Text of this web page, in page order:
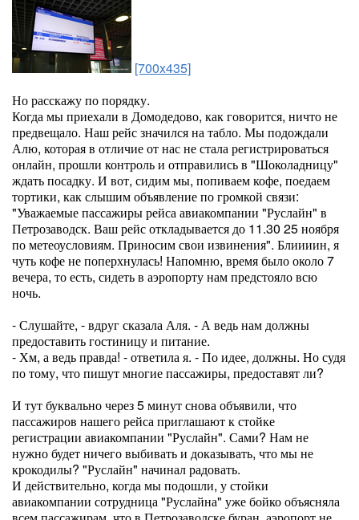
[700x435]
Но расскажу по порядку.
Когда мы приехали в Домодедово, как говорится, ничто не
предвещало. Наш рейс значился на табло. Мы подождали
Алю, которая в отличие от нас не стала регистрироваться
онлайн, прошли контроль и отправились в "Шоколадницу"
ждать посадку. И вот, сидим мы, попиваем кофе, поедаем
тортики, как слышим объявление по громкой связи:
"Уважаемые пассажиры рейса авиакомпании "Руслайн" в
Петрозаводск. Ваш рейс откладывается до 11.30 25 ноября
по метеоусловиям. Приносим свои извинения". Блиииин, я
чуть кофе не поперхнулась! Напомню, время было около 7
вечера, то есть, сидеть в аэропорту нам предстояло всю
ночь.
- Слушайте, - вдруг сказала Аля. - А ведь нам должны
предоставить гостиницу и питание.
- Хм, а ведь правда! - ответила я. - По идее, должны. Но судя
по тому, что пишут многие пассажиры, предоставят ли?
И тут буквально через 5 минут снова объявили, что
пассажиров нашего рейса приглашают к стойке
регистрации авиакомпании "Руслайн". Сами? Нам не
нужно будет ничего выбивать и доказывать, что мы не
крокодилы? "Руслайн" начинал радовать.
И действительно, когда мы подошли, у стойки
авиакомпании сотрудница "Руслайна" уже бойко объясняла